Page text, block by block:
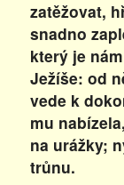
zatěžovat,
snadno
který je
Ježíše: od
vede k
mu
na urážky;
trůnu.